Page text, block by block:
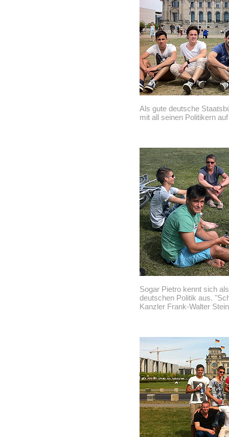
Als gute deutsche
mit all seinen Politikern
Sogar Pietro kennt sich
deutschen Politik aus.
Kanzler Frank-Walter